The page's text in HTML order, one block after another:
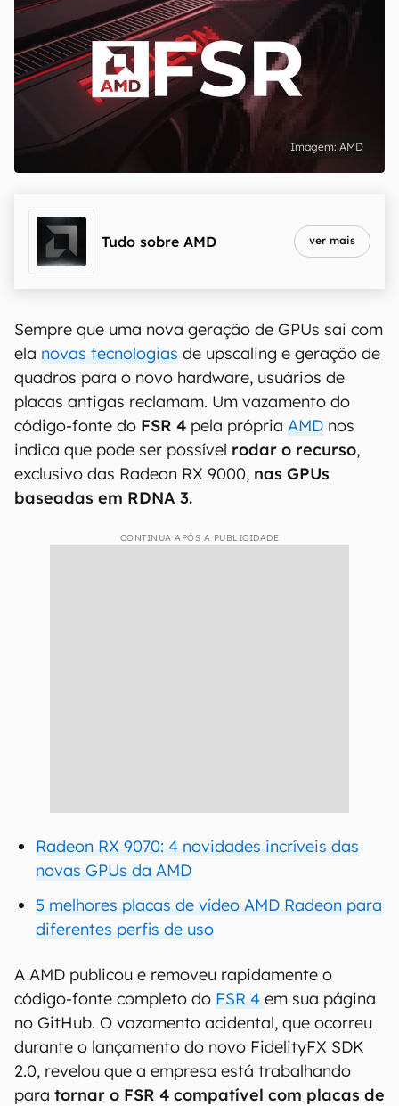
AMD
Tudo sobre AMD ver mais
Sempre que uma nova geração de GPUs sai com
ela novas tecnologias de upscaling e geração de
quadros para o novo hardware, usuários de
placas antigas reclamam. Um vazamento do
código-fonte do FSR 4 pela própria AMD nos
indica que pode ser possível rodar o recurso,
exclusivo das Radeon RX 9000, nas GPUs
baseadas em RDNA 3.
CONTINUA APÓS A PUBLICIDADE
Radeon RX 9070: 4 novidades incríveis das
novas GPUs da AMD
5 melhores placas de vídeo AMD Radeon para
diferentes perfis de uso
A AMD publicou e removeu rapidamente o
código-fonte completo do FSR 4 em sua página
no GitHub. O vazamento acidental, que ocorreu
durante o lançamento do novo FidelityFX SDK
2.0, revelou que a empresa está trabalhando
para tornar o FSR 4 compatível com placas de